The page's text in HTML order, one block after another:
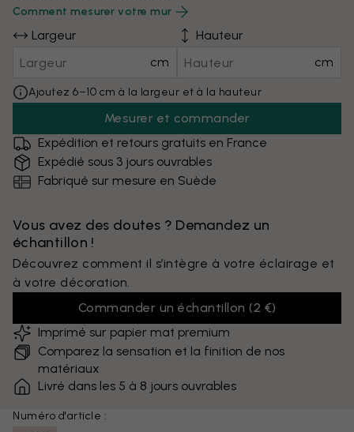
Comment mesurer votre mur
Largeur
cm
Hauteur
cm
Ajoutez 6–10 cm à la largeur et à la hauteur
Mesurer et commander
Expédition et retours gratuits en France
Expédié sous 3 jours ouvrables
Fabriqué sur mesure en Suède
Vous avez des doutes ? Demandez un
échantillon !
Découvrez comment il s’intègre à votre éclairage et
à votre décoration.
Commander un échantillon (2 €)
Imprimé sur papier mat premium
Comparez la sensation et la finition de nos
matériaux
Livré dans les 5 à 8 jours ouvrables
Numéro d'article :